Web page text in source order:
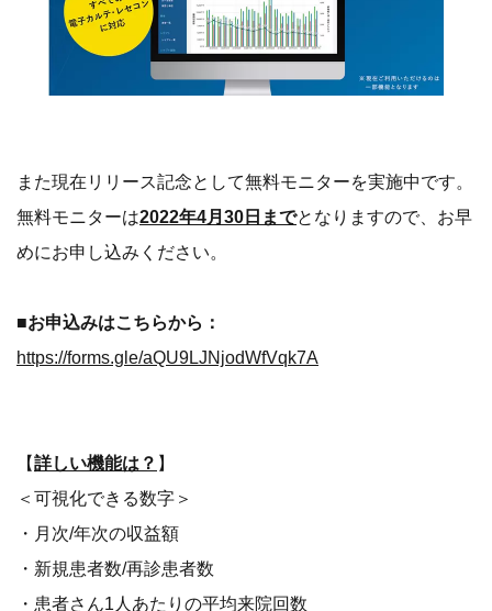
また現在リリース記念として無料モニターを実施中です。
無料モニターは2022年4月30日までとなりますので、お早
めにお申し込みください。
■お申込みはこちらから：
https://forms.gle/aQU9LJNjodWfVqk7A
【詳しい機能は？ 】
＜可視化できる数字＞
・月次/年次の収益額
・新規患者数/再診患者数
・患者さん1人あたりの平均来院回数